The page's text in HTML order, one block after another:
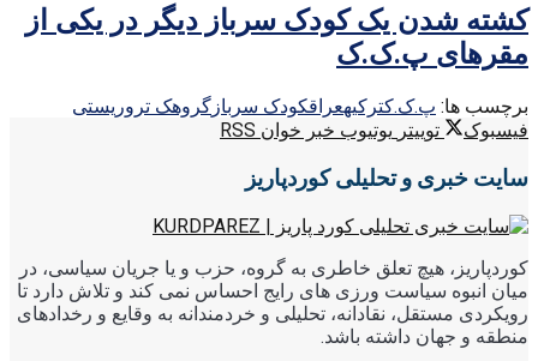
کشته شدن یک کودک سرباز دیگر در یکی از
مقرهای پ.ک.ک
برچسب ها: پ.ک.کترکیهعراقکودک سرباز گروهک تروریستی
فیسبوک
توییتر یوتیوب خبر خوان RSS
سایت خبری و تحلیلی کوردپاریز
کوردپاریز، هیچ تعلق خاطری به گروه، حزب و یا جریان سیاسی، در
میان انبوه سیاست ورزی های رایج احساس نمی کند و تلاش دارد تا
رویکردی مستقل، نقادانه، تحلیلی و خردمندانه به وقایع و رخدادهای
منطقه و جهان داشته باشد.